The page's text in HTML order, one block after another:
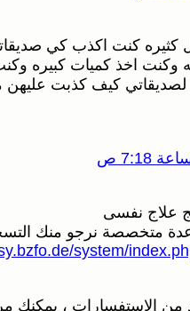
كثيره كنت اكذب كي
وكنت اخذ كميات كبيره
كيف كذبت عليهن
علاج نفسى
متخصصة نرجو منك
system/
الاستفسارات ، يمكنك